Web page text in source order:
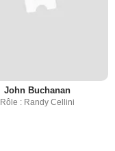
John Buchanan
Rôle : Randy Cellini